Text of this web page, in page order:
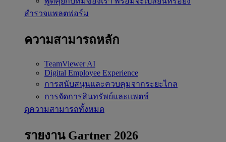
สำรวจแพลตฟอร์ม
ความสามารถหลัก
TeamViewer AI
Digital Employee Experience
การสนับสนุนและควบคุมจากระยะไกล
การจัดการสินทรัพย์และแพตช์
ดูความสามารถทั้งหมด
รายงาน Gartner 2026